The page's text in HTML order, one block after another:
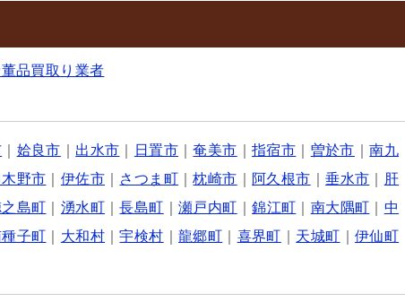
品買取り業者
姶良市 出水市 日置市 ｜奄美市 ｜指宿市 曽於市 ｜南九
野市 伊佐市 さつま町 ｜枕崎市 阿久根市 ｜垂水市
肝
島町 湧水町 ｜長島町 ｜瀬戸内町 ｜錦江町 南大隅町
中
子町 大和村 ｜宇検村 ｜龍郷町 喜界町 天城町
伊仙町